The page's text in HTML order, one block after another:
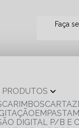
Faça
PRODUTOS
CARIMBOS
DIGITAL P/B E